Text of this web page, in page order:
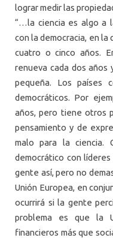
lograr medir las
“…la ciencia es algo a
con la democracia, en
cuatro o cinco años.
renueva cada dos años
pequeña. Los países
democráticos. Por
años, pero tiene otros
pensamiento y de
malo para la ciencia.
democrático con
gente así, pero no
Unión Europea, en
ocurrirá si la gente
problema es que la
financieros más que